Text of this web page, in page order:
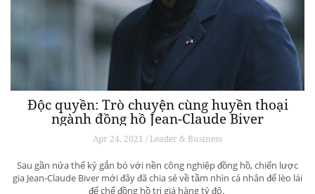
Độc quyền: Trò chuyện cùng huyền thoại
ngành đồng hồ Jean-Claude Biver
Apr 24, 2021 / Leader & Business
Sau gần nửa thế kỷ gắn bó với nền công nghiệp đồng hồ, chiến lược
gia Jean-Claude Biver mới đây đã chia sẻ về tầm nhìn cá nhân để lèo lái
đế chế đồng hồ trị giá hàng tỷ đô.